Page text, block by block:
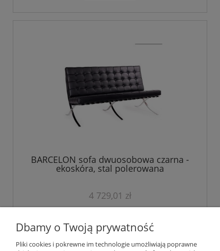
BARCELON sofa dwuosobowa czarna -
ekoskóra, stal polerowana
4 729,01 zł
Dbamy o Twoją prywatność
Pliki cookies i pokrewne im technologie umożliwiają poprawne